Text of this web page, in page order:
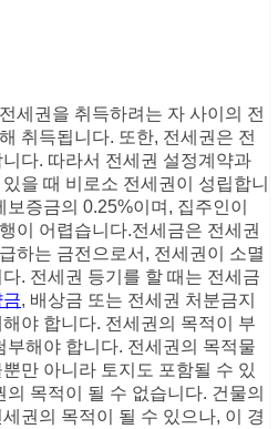
세권을 취득하려는 자 사이의 전
취득됩니다. 또한, 전세권은 전
다. 따라서 전세권 설정계약과
을 때 비로소 전세권이 성립합니
증금의 0.25%이며, 집주인이
이 어렵습니다.전세금은 전세권
하는 금전으로서, 전세권이 소멸
. 전세권 등기를 할 때는 전세금
, 배상금 또는 전세권 처분금지
야 합니다. 전세권의 목적이 부
부해야 합니다. 전세권의 목적물
만 아니라 토지도 포함될 수 있
목적이 될 수 없습니다. 건물의
권의 목적이 될 수 있으나, 이 경